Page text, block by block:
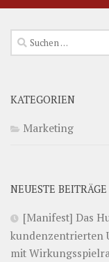
Suchen
nach:
KATEGORIEN
Marketing
NEUESTE BEITRÄGE
[Manifest] Das
kundenzentrierten
mit